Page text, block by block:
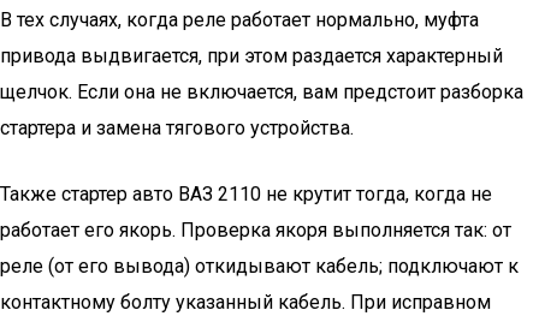
В тех случаях, когда реле работает нормально, муфта
привода выдвигается, при этом раздается характерный
щелчок. Если она не включается, вам предстоит разборка
стартера и замена тягового устройства.
Также стартер авто ВАЗ 2110 не крутит тогда, когда не
работает его якорь. Проверка якоря выполняется так: от
реле (от его вывода) откидывают кабель; подключают к
контактному болту указанный кабель. При исправном